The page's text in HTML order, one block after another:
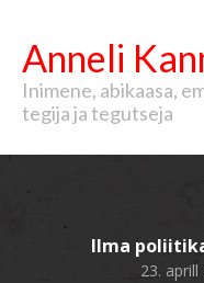
Anneli
Inimene, abikaasa,
tegija ja tegutseja
Ilma
23. aprill